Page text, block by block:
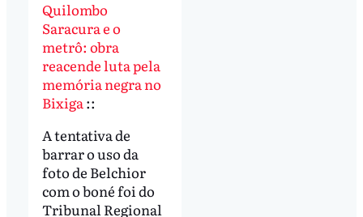
Quilombo
Saracura e o
metrô: obra
reacende luta pela
memória negra no
Bixiga::
A tentativa de
barrar o uso da
foto de Belchior
com o boné foi do
Tribunal Regional